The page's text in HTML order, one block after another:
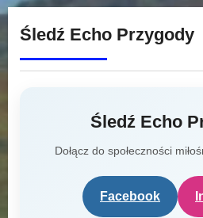
Śledź Echo Przygody
Śledź Echo
Dołącz do społeczności
Facebook